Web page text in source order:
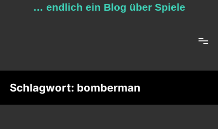
… endlich ein Blog über Spiele
Schlagwort: bomberman